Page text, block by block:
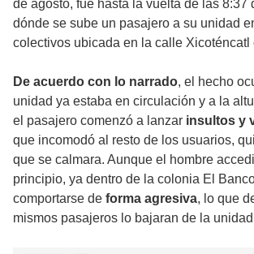
de agosto, fue hasta la vuelta de las 8:37
dónde se sube un pasajero a su unidad
colectivos ubicada en la calle Xicoténcatl
De acuerdo con lo narrado, el hecho
unidad ya estaba en circulación y a la
el pasajero comenzó a lanzar insultos y
que incomodó al resto de los usuarios,
que se calmara. Aunque el hombre
principio, ya dentro de la colonia El
comportarse de forma agresiva, lo que
mismos pasajeros lo bajaran de la